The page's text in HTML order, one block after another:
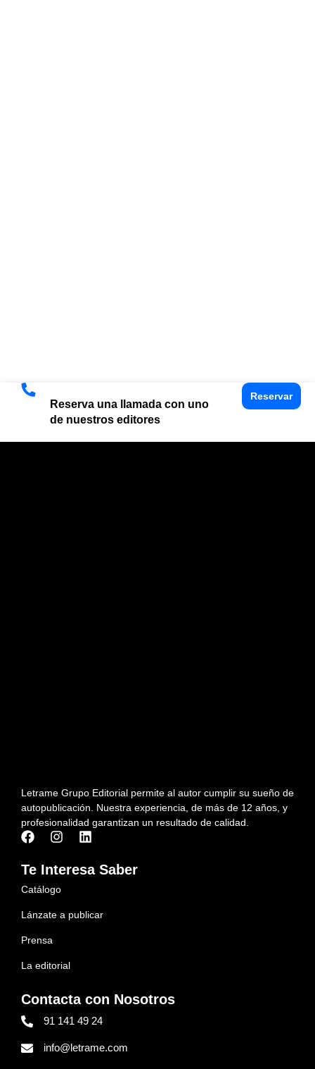
Reserva una llamada con uno
de nuestros editores
Reservar
Letrame Grupo Editorial permite al autor cumplir su sueño de
autopublicación. Nuestra experiencia, de más de 12 años, y
profesionalidad garantizan un resultado de calidad.
Te Interesa Saber
Catálogo
Lánzate a publicar
Prensa
La editorial
Contacta con Nosotros
91 141 49 24
info@letrame.com